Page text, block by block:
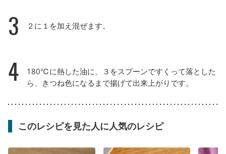
3 ２に１を加え混ぜます。
4
180℃に熱した油に、３をスプーンですくって落とした
ら、きつね色になるまで揚げて出来上がりです。
このレシピを見た人に人気のレシピ